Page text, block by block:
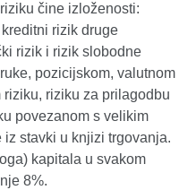
čine izloženosti:
rizik druge
rizik i rizik slobodne
pozicijskom, valutnom
riziku za prilagodbu
povezanom s velikim
stavki u knjizi trgovanja.
kapitala u svakom
8%.